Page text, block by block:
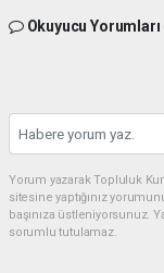
Okuyucu Yorumları
Yorum yazarak Topluluk
sitesine yaptığınız
başınıza üstleniyorsunuz.
sorumlu tutulamaz.